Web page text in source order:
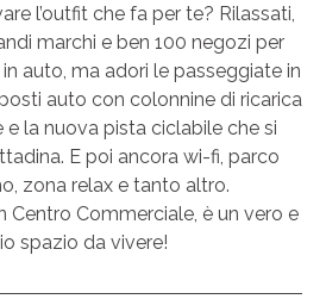
l’outfit che fa per te? Rilassati,
marchi e ben 100 negozi per
auto, ma adori le passeggiate in
auto con colonnine di ricarica
la nuova pista ciclabile che si
E poi ancora wi-fi, parco
zona relax e tanto altro.
Centro Commerciale, è un vero e
spazio da vivere!